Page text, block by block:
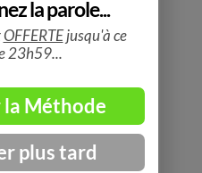
de manière
la fidélité
pour renforcer
pour